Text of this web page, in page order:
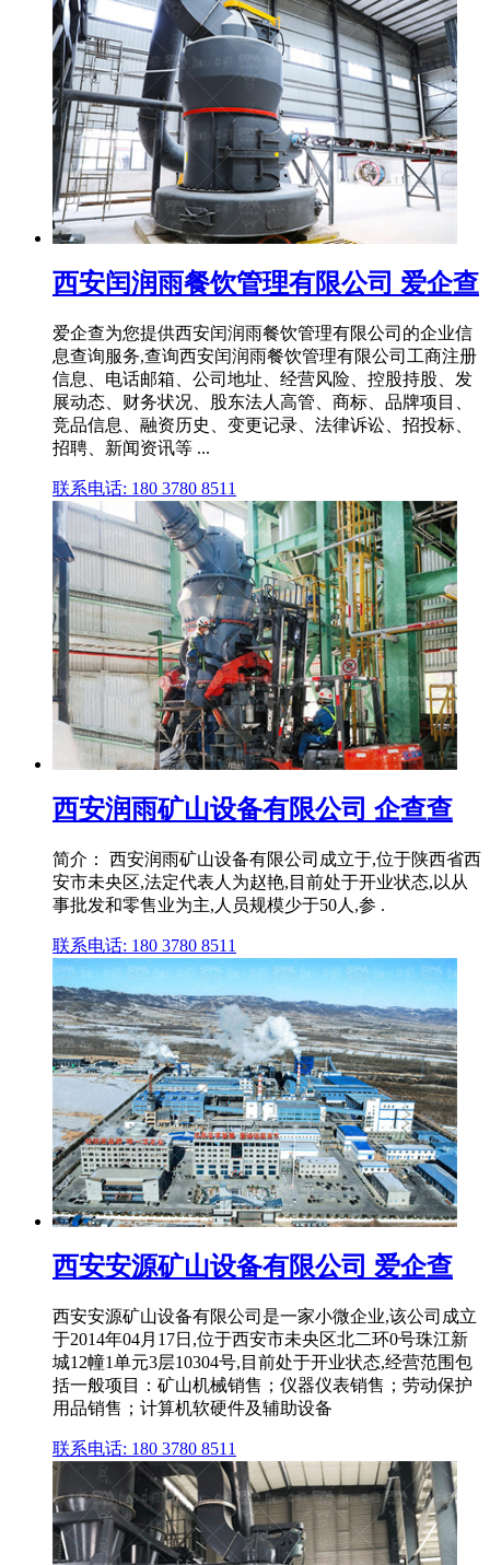
西安闰润雨餐饮管理有限公司 爱企查
爱企查为您提供西安闰润雨餐饮管理有限公司的企业信
息查询服务,查询西安闰润雨餐饮管理有限公司工商注册
信息、电话邮箱、公司地址、经营风险、控股持股、发
展动态、财务状况、股东法人高管、商标、品牌项目、
竞品信息、融资历史、变更记录、法律诉讼、招投标、
招聘、新闻资讯等 ...
联系电话: 180 3780 8511
西安润雨矿山设备有限公司 企查查
简介： 西安润雨矿山设备有限公司成立于,位于陕西省西
安市未央区,法定代表人为赵艳,目前处于开业状态,以从
事批发和零售业为主,人员规模少于50人,参 .
联系电话: 180 3780 8511
西安安源矿山设备有限公司 爱企查
西安安源矿山设备有限公司是一家小微企业,该公司成立
于2014年04月17日,位于西安市未央区北二环0号珠江新
城12幢1单元3层10304号,目前处于开业状态,经营范围包
括一般项目：矿山机械销售；仪器仪表销售；劳动保护
用品销售；计算机软硬件及辅助设备
联系电话: 180 3780 8511